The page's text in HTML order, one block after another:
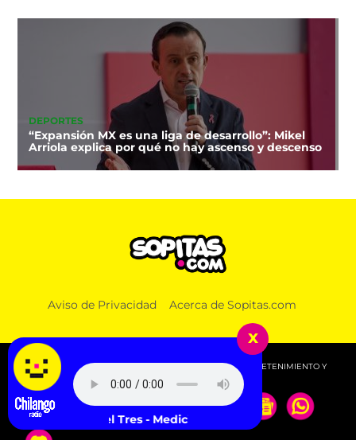
DEPORTES
“Expansión MX es una liga de desarrollo”: Mikel
Arriola explica por qué no hay ascenso y descenso
Aviso de Privacidad Acerca de Sopitas.com
© 2026 SOPITAS.COM - MÚSICA, NOTICIAS, DEPORTES, ENTRETENIMIENTO Y
MÁS!.
x
Channel Tres - Medicine